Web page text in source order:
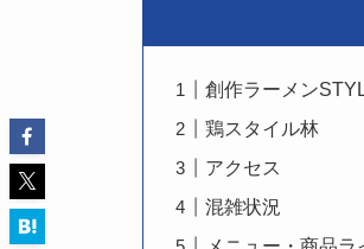
創作ラーメン
鶏スタイル林
アクセス
混雑状況